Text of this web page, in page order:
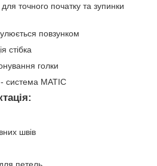
точного початку та зупинки
повзунком
стібка
голки
система MATIC
швів